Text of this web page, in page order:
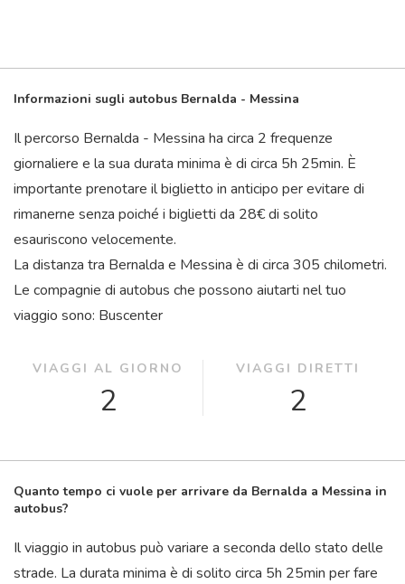
Informazioni sugli autobus Bernalda - Messina
Il percorso Bernalda - Messina ha circa 2 frequenze
giornaliere e la sua durata minima è di circa 5h 25min. È
importante prenotare il biglietto in anticipo per evitare di
rimanerne senza poiché i biglietti da 28€ di solito
esauriscono velocemente.
La distanza tra Bernalda e Messina è di circa 305 chilometri.
Le compagnie di autobus che possono aiutarti nel tuo
viaggio sono: Buscenter
VIAGGI AL GIORNO
2
VIAGGI DIRETTI
2
Quanto tempo ci vuole per arrivare da Bernalda a Messina in
autobus?
Il viaggio in autobus può variare a seconda dello stato delle
strade. La durata minima è di solito circa 5h 25min per fare